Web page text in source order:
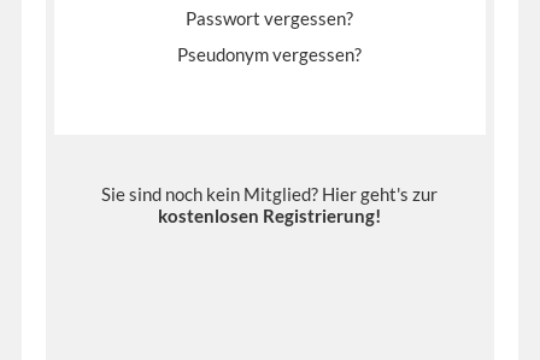
Passwort vergessen?
Pseudonym vergessen?
Sie sind noch kein Mitglied? Hier geht's zur
kostenlosen Registrierung!